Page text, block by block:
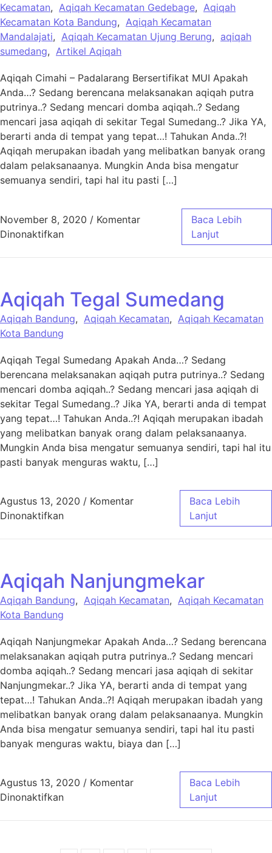
Kecamatan, Aqiqah Kecamatan Gedebage, Aqiqah
Kecamatan Kota Bandung, Aqiqah Kecamatan
Mandalajati, Aqiqah Kecamatan Ujung Berung, aqiqah
sumedang, Artikel Aqiqah
Aqiqah Cimahi – Padalarang Bersertifikat MUI Apakah
Anda…? Sedang berencana melaksanakan aqiqah putra
putrinya..? Sedang mencari domba aqiqah..? Sedang
mencari jasa aqiqah di sekitar Tegal Sumedang..? Jika YA,
berarti anda di tempat yang tepat…! Tahukan Anda..?!
Aqiqah merupakan ibadah yang melibatkan banyak orang
dalam pelaksanaanya. Mungkin Anda bisa mengatur
semuanya sendiri, tapi hal itu pasti […]
November 8, 2020 / Komentar
Dinonaktifkanpada Aqiqah Cimahi Padalarang Bersertifikat
Baca Lebih
Lanjut
Aqiqah Tegal Sumedang
Aqiqah Bandung, Aqiqah Kecamatan, Aqiqah Kecamatan
Kota Bandung
Aqiqah Tegal Sumedang Apakah Anda…? Sedang
berencana melaksanakan aqiqah putra putrinya..? Sedang
mencari domba aqiqah..? Sedang mencari jasa aqiqah di
sekitar Tegal Sumedang..? Jika YA, berarti anda di tempat
yang tepat…! Tahukan Anda..?! Aqiqah merupakan ibadah
yang melibatkan banyak orang dalam pelaksanaanya.
Mungkin Anda bisa mengatur semuanya sendiri, tapi hal itu
pasti banyak menguras waktu, […]
Agustus 13, 2020 / Komentar
Dinonaktifkanpada Aqiqah Tegal Sumedang
Baca Lebih
Lanjut
Aqiqah Nanjungmekar
Aqiqah Bandung, Aqiqah Kecamatan, Aqiqah Kecamatan
Kota Bandung
Aqiqah Nanjungmekar Apakah Anda…? Sedang berencana
melaksanakan aqiqah putra putrinya..? Sedang mencari
domba aqiqah..? Sedang mencari jasa aqiqah di sekitar
Nanjungmekar..? Jika YA, berarti anda di tempat yang
tepat…! Tahukan Anda..?! Aqiqah merupakan ibadah yang
melibatkan banyak orang dalam pelaksanaanya. Mungkin
Anda bisa mengatur semuanya sendiri, tapi hal itu pasti
banyak menguras waktu, biaya dan […]
Agustus 13, 2020 / Komentar
Dinonaktifkanpada Aqiqah Nanjungmekar
Baca Lebih
Lanjut